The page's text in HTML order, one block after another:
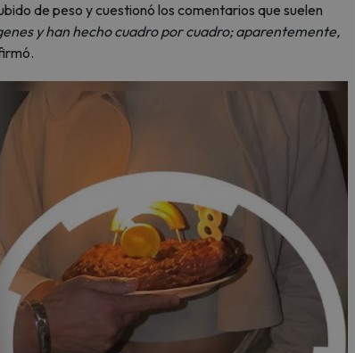
de peso y cuestionó los comentarios que suelen
y han hecho cuadro por cuadro; aparentemente,